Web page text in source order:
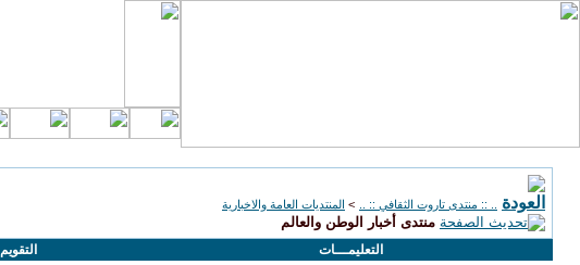
.. :: منتدى تاروت الثقافي :: .. > المنتديات العامة والاخبارية
منتدى أخبار الوطن والعالم
التعليمـــات التقويم